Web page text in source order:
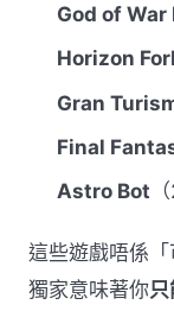
God of War
Horizon
Gran
Final
Astro Bot
這些遊戲唔係
獨家意味著你只